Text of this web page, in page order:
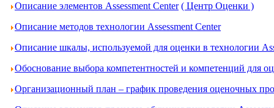
Описание элементов Assessment Center ( Центр Оценки )
Описание методов технологии Assessment Center
Описание шкалы, используемой для оценки в технологии
Обоснование выбора компетентностей и компетенций для
Организационный план – график проведения оценочных